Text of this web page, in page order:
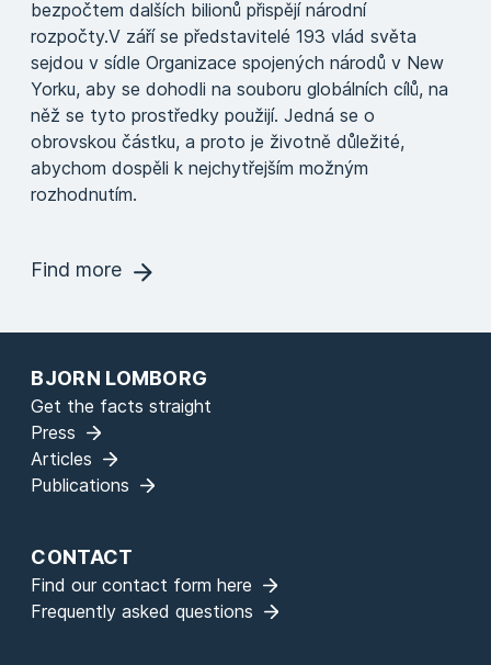
bezpočtem dalších bilionů přispějí národní
rozpočty.V září se představitelé 193 vlád světa
sejdou v sídle Organizace spojených národů v New
Yorku, aby se dohodli na souboru globálních cílů, na
něž se tyto prostředky použijí. Jedná se o
obrovskou částku, a proto je životně důležité,
abychom dospěli k nejchytřejším možným
rozhodnutím.
Find more
BJORN LOMBORG
Get the facts straight
Press
Articles
Publications
CONTACT
Find our contact form here
Frequently asked questions